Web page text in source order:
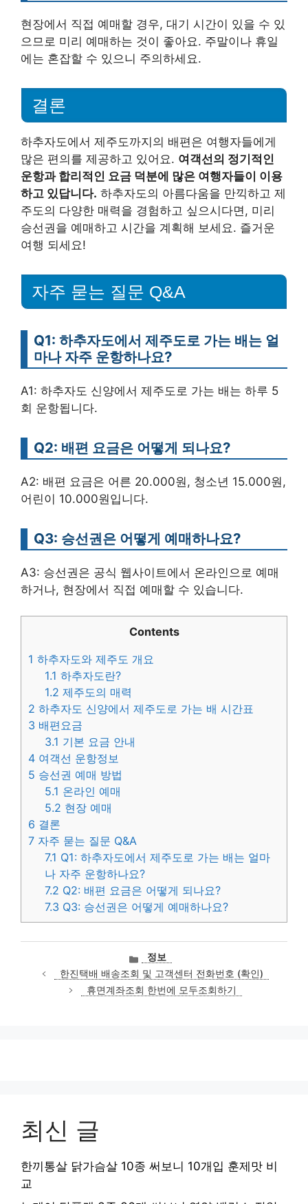
현장에서 직접 예매할 경우, 대기 시간이 있을 수 있
으므로 미리 예매하는 것이 좋아요. 주말이나 휴일
에는 혼잡할 수 있으니 주의하세요.
결론
하추자도에서 제주도까지의 배편은 여행자들에게
많은 편의를 제공하고 있어요. 여객선의 정기적인
운항과 합리적인 요금 덕분에 많은 여행자들이 이용
하고 있답니다. 하추자도의 아름다움을 만끽하고 제
주도의 다양한 매력을 경험하고 싶으시다면, 미리
승선권을 예매하고 시간을 계획해 보세요. 즐거운
여행 되세요!
자주 묻는 질문 Q&A
Q1: 하추자도에서 제주도로 가는 배는 얼
마나 자주 운항하나요?
A1: 하추자도 신양에서 제주도로 가는 배는 하루 5
회 운항됩니다.
Q2: 배편 요금은 어떻게 되나요?
A2: 배편 요금은 어른 20.000원, 청소년 15.000원,
어린이 10.000원입니다.
Q3: 승선권은 어떻게 예매하나요?
A3: 승선권은 공식 웹사이트에서 온라인으로 예매
하거나, 현장에서 직접 예매할 수 있습니다.
Contents
1 하추자도와 제주도 개요
1.1 하추자도란?
1.2 제주도의 매력
2 하추자도 신양에서 제주도로 가는 배 시간표
3 배편요금
3.1 기본 요금 안내
4 여객선 운항정보
5 승선권 예매 방법
5.1 온라인 예매
5.2 현장 예매
6 결론
7 자주 묻는 질문 Q&A
7.1 Q1: 하추자도에서 제주도로 가는 배는 얼마
나 자주 운항하나요?
7.2 Q2: 배편 요금은 어떻게 되나요?
7.3 Q3: 승선권은 어떻게 예매하나요?
카
테
고
리
정보
한진택배 배송조회 및 고객센터 전화번호 (확인)
휴면계좌조회 한번에 모두조회하기
최신 글
한끼통살 닭가슴살 10종 써보니 10개입 훈제맛 비
교